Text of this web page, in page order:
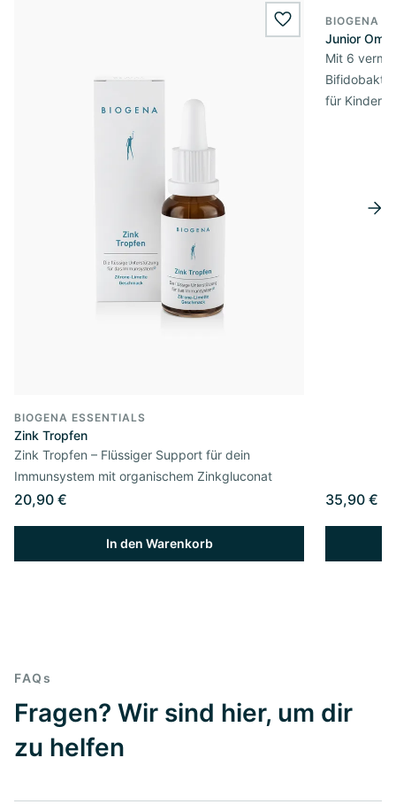
wishlist.add
BIOGENA ESSENTIALS
Zink Tropfen
Zink Tropfen – Flüssiger Support für dein
Immunsystem mit organischem Zinkgluconat
20,90 €
In den Warenkorb
BIOGENA
Junior
Mit 6
für Kinder
35,90 €
FAQs
Fragen? Wir sind hier, um dir
zu helfen